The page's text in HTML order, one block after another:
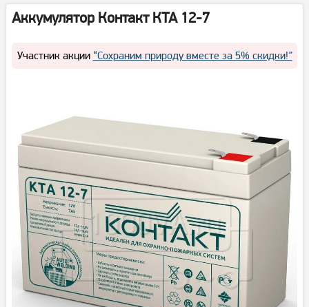
Аккумулятор Контакт КТА 12-7
Участник акции “Сохраним природу вместе за 5% скидки!”